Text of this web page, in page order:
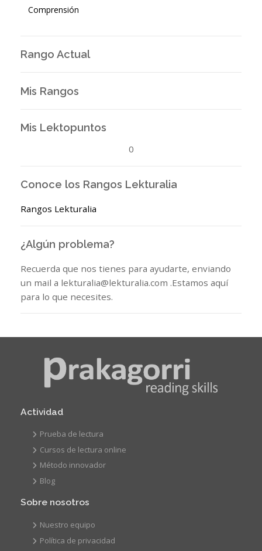
Comprensión
Rango Actual
Mis Rangos
Mis Lektopuntos
0
Conoce los Rangos Lekturalia
Rangos Lekturalia
¿Algún problema?
Recuerda que nos tienes para ayudarte, enviando
un mail a lekturalia@lekturalia.com .Estamos aquí
para lo que necesites.
Actividad
Prueba de lectura
Cursos de lectura online
Método innovador
Blog
Sobre nosotros
Nuestro equipo
Política de privacidad